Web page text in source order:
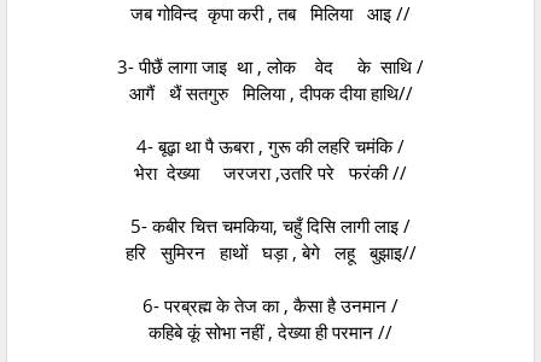
जब गोविन्द कृपा करी , तब मिलिया आइ //
3- पीछैं लागा जाइ था , लोक वेद के साथि /
आगैं थैं सतगुरु मिलिया , दीपक दीया हाथि//
4- बूढ़ा था पै ऊबरा , गुरू की लहरि चमंकि /
भेरा देख्या जरजरा ,उतरि परे फरंकी //
5- कबीर चित्त चमकिया, चहुँ दिसि लागी लाइ /
हरि सुमिरन हाथों घड़ा , बेगे लहू बुझाइ//
6- परब्रह्म के तेज का , कैसा है उनमान /
कहिबे कूं सोभा नहीं , देख्या ही परमान //